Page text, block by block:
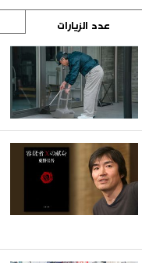
عدد الزيارات